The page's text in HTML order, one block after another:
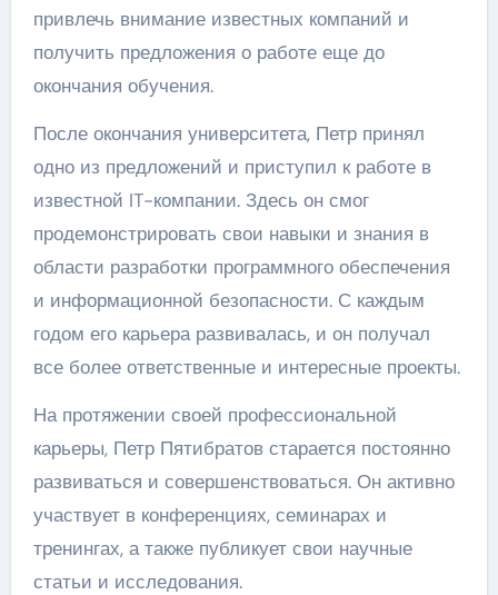
привлечь внимание известных компаний и
получить предложения о работе еще до
окончания обучения.
После окончания университета, Петр принял
одно из предложений и приступил к работе в
известной IT-компании. Здесь он смог
продемонстрировать свои навыки и знания в
области разработки программного обеспечения
и информационной безопасности. С каждым
годом его карьера развивалась, и он получал
все более ответственные и интересные проекты.
На протяжении своей профессиональной
карьеры, Петр Пятибратов старается постоянно
развиваться и совершенствоваться. Он активно
участвует в конференциях, семинарах и
тренингах, а также публикует свои научные
статьи и исследования.